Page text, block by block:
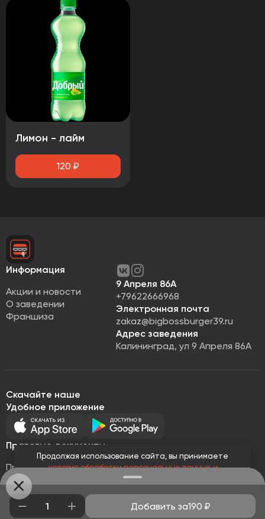
Лимон - лайм
120 ₽
Информация
Акции и новости
О заведении
Франшиза
9 Апреля 86А
+79622666968
Электронная почта
zakaz@bigbossburger39.ru
Адрес заведения
Калининград, ул 9 Апреля 86А
Скачайте наше
Удобное приложение
Правовые документы
Правовая информация
Политика обработки персональных данных
Публичная оферта
© Все права защищены 2026Работает на
Продолжая использование сайта, вы принимаете
условия обработки персональных данныхи
соглашаетесь с использованием аналитических файлов
Понятно
Добавить за190 ₽